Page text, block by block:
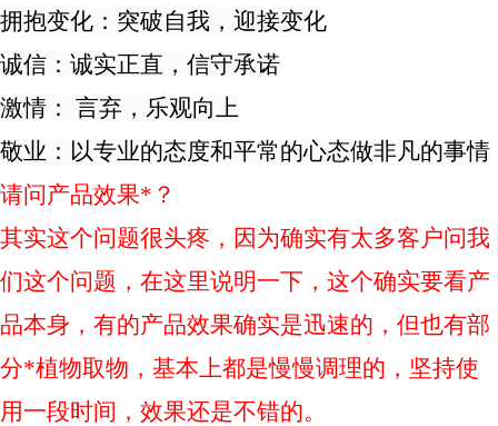
拥抱变化：突破自我，迎接变化
诚信：诚实正直，信守承诺
激情： 言弃，乐观向上
敬业：以专业的态度和平常的心态做非凡的事情
请问产品效果*？
其实这个问题很头疼，因为确实有太多客户问我
们这个问题，在这里说明一下，这个确实要看产
品本身，有的产品效果确实是迅速的，但也有部
分*植物取物，基本上都是慢慢调理的，坚持使
用一段时间，效果还是不错的。